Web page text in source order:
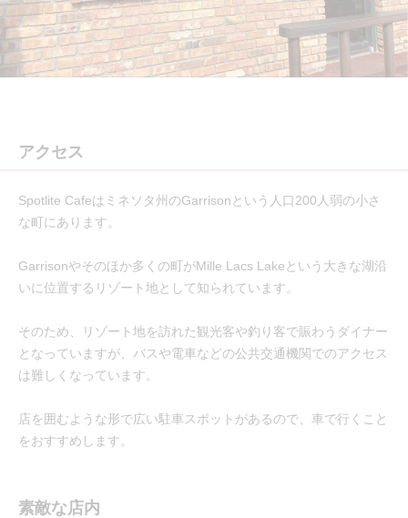
アクセス
Spotlite Cafeはミネソタ州のGarrisonという人口200人弱の小さ
な町にあります。
Garrisonやそのほか多くの町がMille Lacs Lakeという大きな湖沿
いに位置するリゾート地として知られています。
そのため、リゾート地を訪れた観光客や釣り客で賑わうダイナー
となっていますが、バスや電車などの公共交通機関でのアクセス
は難しくなっています。
店を囲むような形で広い駐車スポットがあるので、車で行くこと
をおすすめします。
素敵な店内